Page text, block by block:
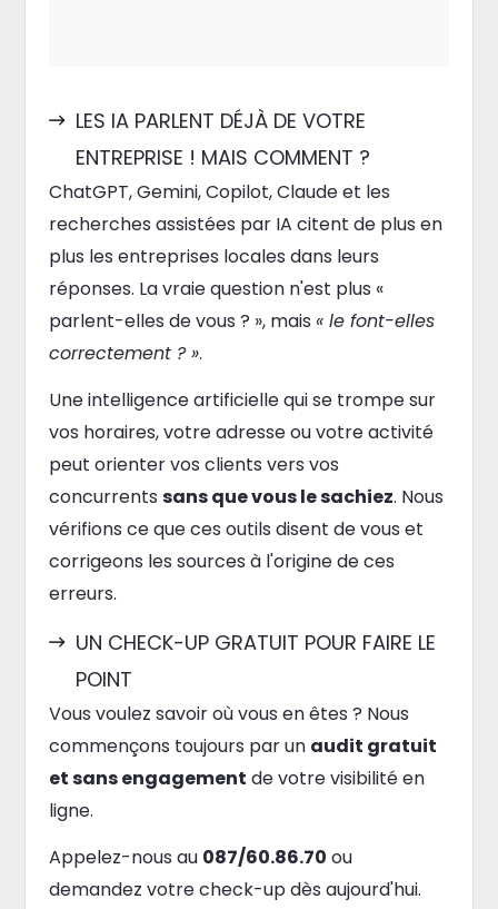
LES IA PARLENT DÉJÀ DE VOTRE
ENTREPRISE ! MAIS COMMENT ?
ChatGPT, Gemini, Copilot, Claude et les
recherches assistées par IA citent de plus en
plus les entreprises locales dans leurs
réponses. La vraie question n'est plus «
parlent-elles de vous ? », mais « le font-elles
correctement ? ».
Une intelligence artificielle qui se trompe sur
vos horaires, votre adresse ou votre activité
peut orienter vos clients vers vos
concurrents sans que vous le sachiez. Nous
vérifions ce que ces outils disent de vous et
corrigeons les sources à l'origine de ces
erreurs.
UN CHECK-UP GRATUIT POUR FAIRE LE
POINT
Vous voulez savoir où vous en êtes ? Nous
commençons toujours par un audit gratuit
et sans engagement de votre visibilité en
ligne.
Appelez-nous au 087/60.86.70 ou
demandez votre check-up dès aujourd'hui.